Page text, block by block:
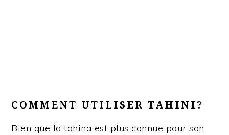
COMMENT UTILISER TAHINI?
Bien que la tahina est plus connue pour son